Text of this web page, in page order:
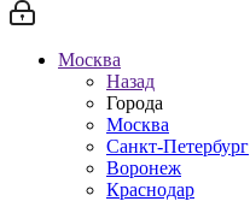
Москва
Назад
Города
Москва
Санкт-Петербург
Воронеж
Краснодар